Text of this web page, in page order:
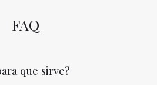
i
o
FAQ
que sirve?